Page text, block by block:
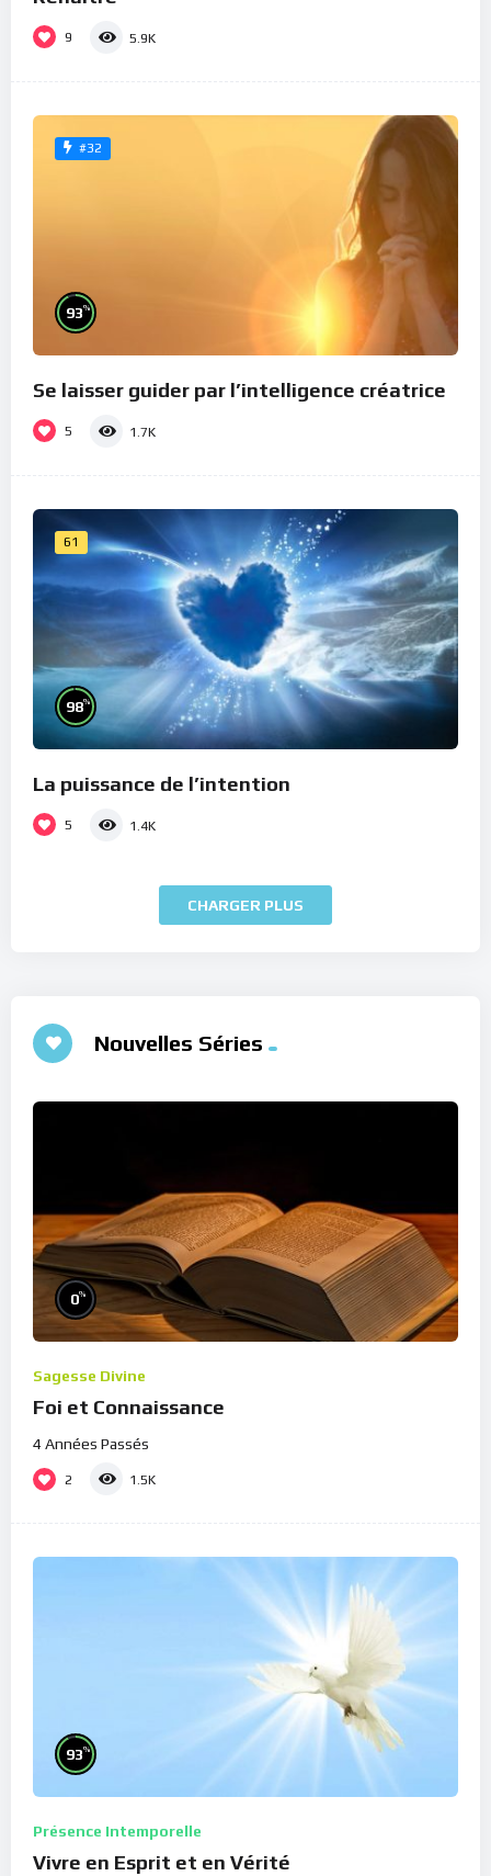
9 5.9K
#32
93%
Se laisser guider par l’intelligence créatrice
5 1.7K
61
98%
La puissance de l’intention
5 1.4K
CHARGER PLUS
Nouvelles Séries
0%
Sagesse Divine
Foi et Connaissance
4 Années Passés
2 1.5K
93%
Présence Intemporelle
Vivre en Esprit et en Vérité